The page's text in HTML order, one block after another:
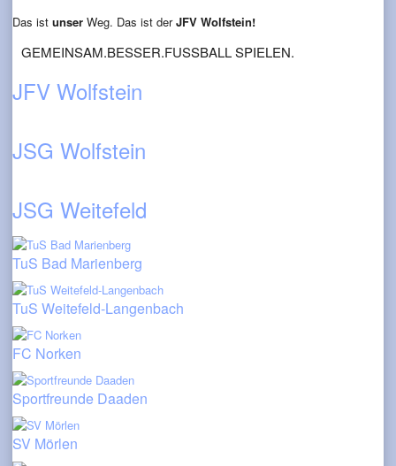
Das ist unser Weg. Das ist derJFV Wolfstein!
GEMEINSAM.BESSER.FUSSBALL SPIELEN.
JFV Wolfstein
JSG Wolfstein
JSG Weitefeld
TuS Bad Marienberg
TuS Weitefeld-Langenbach
FC Norken
Sportfreunde Daaden
SV Mörlen